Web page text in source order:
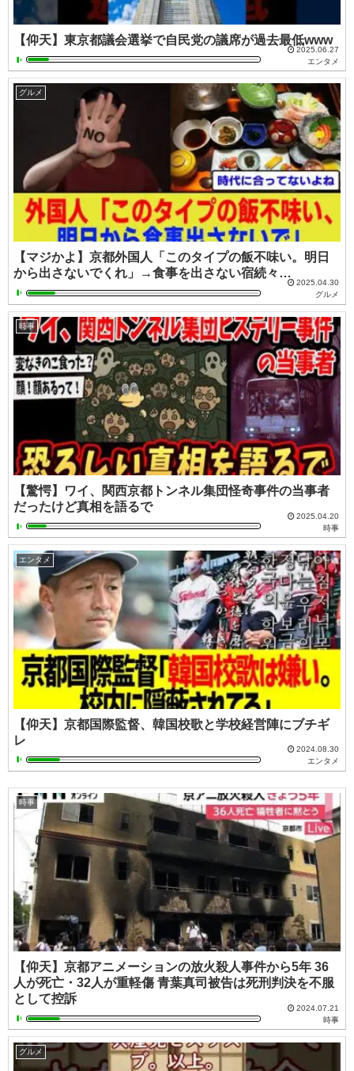
【仰天】東京都議会選挙で自民党の議席が過去最低www
2025.06.27
エンタメ
グルメ
【マジかよ】京都外国人「このタイプの飯不味い。明日
から出さないでくれ」→食事を出さない宿続々…
2025.04.30
グルメ
時事
【驚愕】ワイ、関西京都トンネル集団怪奇事件の当事者
だったけど真相を語るで
2025.04.20
時事
エンタメ
【仰天】京都国際監督、韓国校歌と学校経営陣にブチギ
レ
2024.08.30
エンタメ
時事
【仰天】京都アニメーションの放火殺人事件から5年 36
人が死亡・32人が重軽傷 青葉真司被告は死刑判決を不服
として控訴
2024.07.21
時事
グルメ